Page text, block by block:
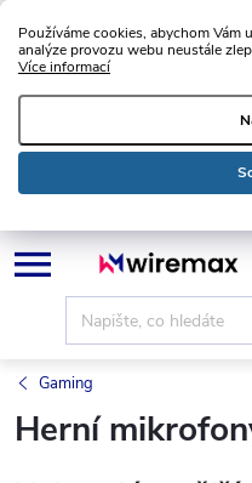
Používáme cookies, abychom
analýze provozu webu neustále
Více informací
Přejít
na
Gaming
Herní